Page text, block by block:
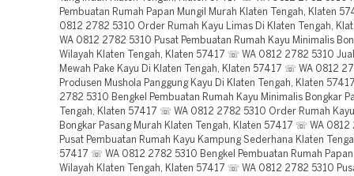
Pembuatan Rumah Papan Mungil Murah Klaten Tengah, Klaten
0812 2782 5310 Order Rumah Kayu Limas Di Klaten Tengah,
WA 0812 2782 5310 Pusat Pembuatan Rumah Kayu Minimalis
Wilayah Klaten Tengah, Klaten 57417 ☏ WA 0812 2782 5310
Mewah Pake Kayu Di Klaten Tengah, Klaten 57417 ☏ WA 0812
Produsen Mushola Panggung Kayu Di Klaten Tengah, Klaten
2782 5310 Bengkel Pembuatan Rumah Kayu Minimalis Bongkar
Tengah, Klaten 57417 ☏ WA 0812 2782 5310 Order Rumah
Bongkar Pasang Murah Klaten Tengah, Klaten 57417 ☏ WA
Pusat Pembuatan Rumah Kayu Kampung Sederhana Klaten
57417 ☏ WA 0812 2782 5310 Bengkel Pembuatan Rumah
Wilayah Klaten Tengah, Klaten 57417 ☏ WA 0812 2782 5310